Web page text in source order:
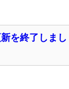
を終了しまし